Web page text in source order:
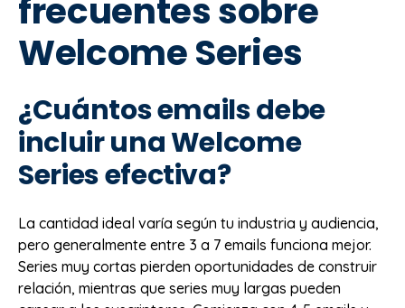
frecuentes sobre
Welcome Series
¿Cuántos emails debe
incluir una Welcome
Series efectiva?
La cantidad ideal varía según tu industria y audiencia,
pero generalmente entre 3 a 7 emails funciona mejor.
Series muy cortas pierden oportunidades de construir
relación, mientras que series muy largas pueden